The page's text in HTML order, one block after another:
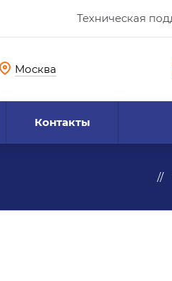
Техническая
Москва
Контакты